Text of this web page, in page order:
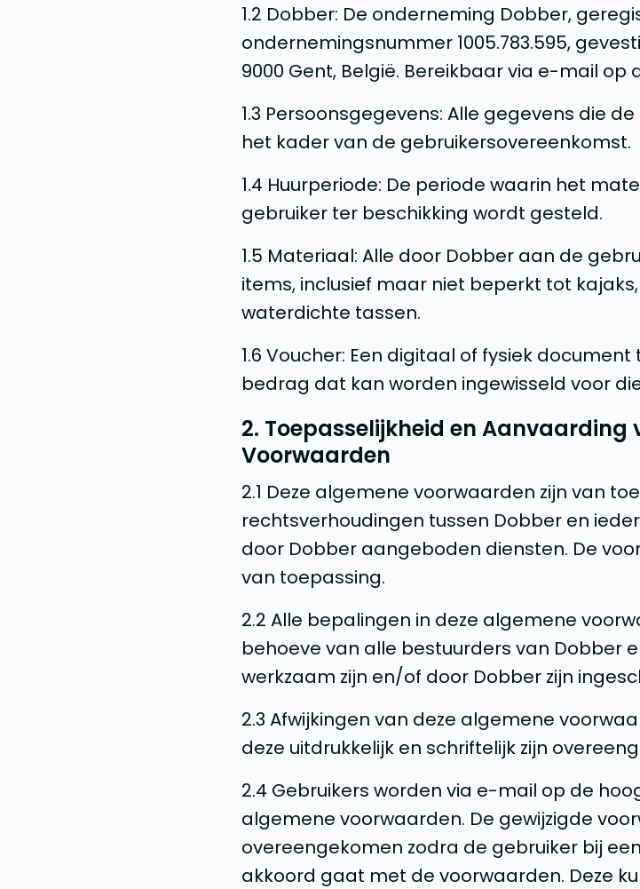
1.2 Dobber: De onderneming Dobber,
ondernemingsnummer 1005.783.595,
9000 Gent, België. Bereikbaar via e-mail op
1.3 Persoonsgegevens: Alle gegevens die
het kader van de gebruikersovereenkomst.
1.4 Huurperiode: De periode waarin het
gebruiker ter beschikking wordt gesteld.
1.5 Materiaal: Alle door Dobber aan de
items, inclusief maar niet beperkt tot
waterdichte tassen.
1.6 Voucher: Een digitaal of fysiek
bedrag dat kan worden ingewisseld voor
2. Toepasselijkheid en Aanvaarding
Voorwaarden
2.1 Deze algemene voorwaarden zijn van
rechtsverhoudingen tussen Dobber en
door Dobber aangeboden diensten. De
van toepassing.
2.2 Alle bepalingen in deze algemene
behoeve van alle bestuurders van Dobber
werkzaam zijn en/of door Dobber zijn
2.3 Afwijkingen van deze algemene
deze uitdrukkelijk en schriftelijk zijn
2.4 Gebruikers worden via e-mail op de
algemene voorwaarden. De gewijzigde
overeengekomen zodra de gebruiker bij
akkoord gaat met de voorwaarden. Deze